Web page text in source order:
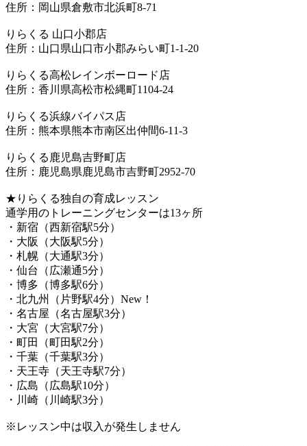
住所：岡山県倉敷市北浜町8-71
りらくる 山口小郡店
住所：山口県山口市小郡みらい町1-1-20
りらくる高松レインボーロード店
住所：香川県高松市松縄町1104-24
りらくる浜線バイパス店
住所：熊本県熊本市南区出仲間6-11-3
りらくる鹿児島吉野町店
住所：鹿児島県鹿児島市吉野町2952-70
★りらくる独自の育成レッスン
通学用のトレーニングセンターは13ヶ所
・新宿（西新宿駅5分）
・大阪（大阪駅5分）
・札幌（大通駅3分）
・仙台（広瀬通5分）
・博多（博多駅6分）
・北九州（片野駅4分）New！
・名古屋（名古屋駅3分）
・大宮（大宮駅7分）
・町田（町田駅2分）
・千葉（千葉駅3分）
・天王寺（天王寺駅7分）
・広島（広島駅10分）
・川崎（川崎駅3分）
※レッスン中は収入が発生しません